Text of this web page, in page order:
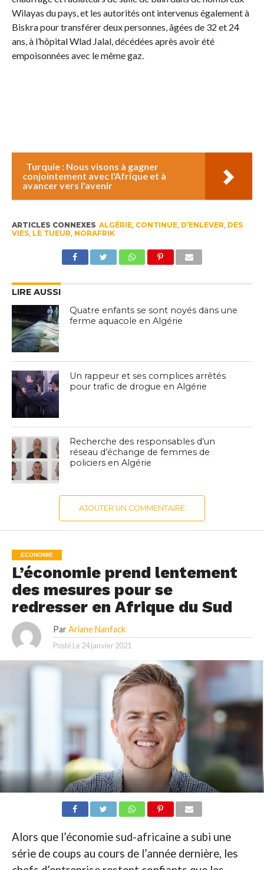
Wilayas du pays, et les autorités ont intervenus également à
Biskra pour transférer deux personnes, âgées de 32 et 24
ans, à l’hôpital Wlad Jalal, décédées après avoir été
empoisonnées avec le même gaz.
Turquie : Nous visons à gagner
conjointement avec l'Afrique et à
avancer vers l'avenir
ARTICLES CONNEXES ALGÉRIE, CONTINUE, D’ENLEVER DES
VIES, LE TUEUR NORAFRIK
LIRE AUSSI
Quatre enfants se sont noyés dans une
ferme aquacole en Algérie
Un rappeur et ses complices arrêtés
pour trafic de drogue en Algérie
Recherche des responsables d’un
réseau d’échange de femmes de
policiers en Algérie
AJOUTER UN COMMENTAIRE
ECONOMIE
L’économie prend lentement
des mesures pour se
redresser en Afrique du Sud
Par Ariane Nanfack
Posté Le 24 janvier 2021
Alors que l’économie sud-africaine a subi une
série de coups au cours de l’année dernière, les